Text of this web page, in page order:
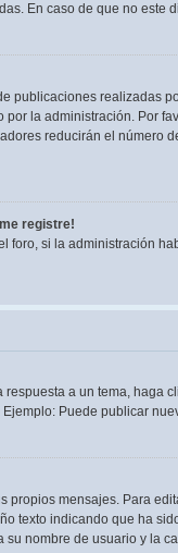
En caso de que no
publicaciones realizadas
la administración. Por
reducirán el
registre!
si la administración
a un tema,
Puede publicar
propios mensajes. Para
texto indicando que ha
nombre de usuario y la